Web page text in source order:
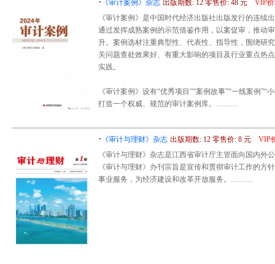
《审计案例》杂志 出版期数: 12 零售价: 48 元
VIP
《审计案例》是中国时代经济出版社出版发行的连续
通过发挥成熟案例的示范借鉴作用，以案促审，推动
升。案例选材注重典型性、代表性、指导性，围绕研
关问题查处效果好、有重大影响的项目及行业重点热
实践。
《审计案例》设有“优秀项目”“案例故事”“一线案例
打造一个权威、规范的审计案例库。………
· 《审计与理财》杂志 出版期数: 12 零售价: 8 元
VIP
《审计与理财》杂志是江西省审计厅主管面向国内外
《审计与理财》办刊宗旨是宣传和贯彻审计工作的
事业服务，为经济建设和改革开放服务。………